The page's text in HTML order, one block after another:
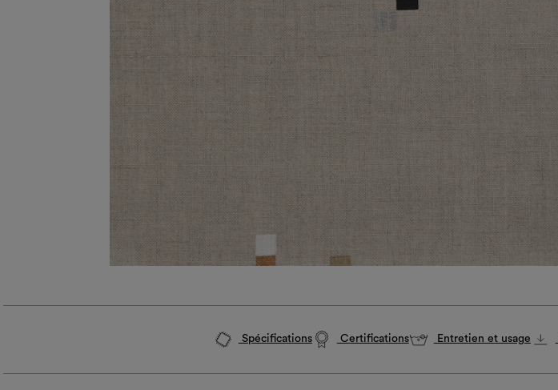
Spécifications Certifications Entretien et usage